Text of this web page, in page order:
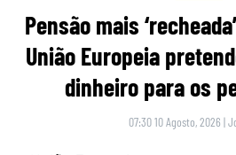
Pensão mais
União Europeia
dinheiro para os
07:30 10 Agosto, 2026 |